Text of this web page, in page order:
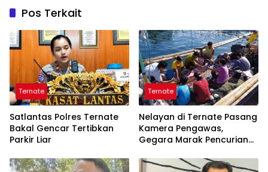
Pos Terkait
Ternate
Satlantas Polres Ternate
Bakal Gencar Tertibkan
Parkir Liar
Ternate
Nelayan di Ternate Pasang
Kamera Pengawas,
Gegara Marak Pencurian